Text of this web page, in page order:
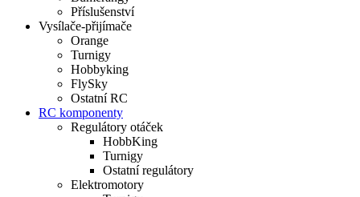
Příslušenství
Vysílače-přijímače
Orange
Turnigy
Hobbyking
FlySky
Ostatní RC
RC komponenty
Regulátory otáček
HobbKing
Turnigy
Ostatní regulátory
Elektromotory